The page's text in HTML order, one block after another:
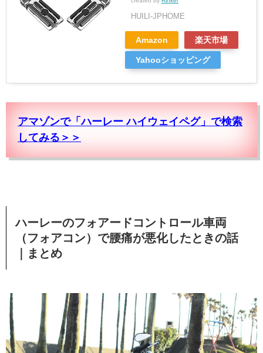
HUILI-JPHOME
Amazon 楽天市場
Yahooショッピング
アマゾンで「ハーレー ハイウェイペグ」で検索
してみる＞＞
ハーレーのフォアードコントロール車両
（フォアコン）で腰痛が悪化したときの話
｜まとめ